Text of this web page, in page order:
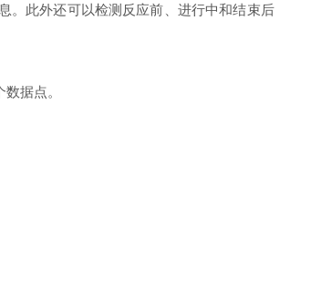
。此外还可以检测反应前、进行中和结束后
据点。